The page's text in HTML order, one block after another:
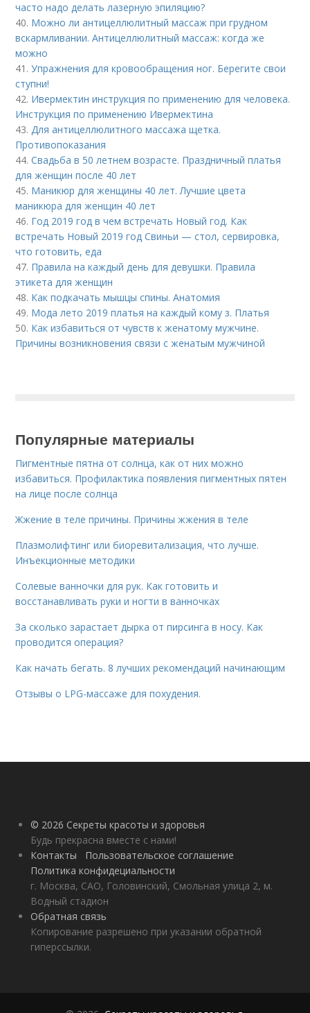
часто надо делать лазерную эпиляцию?
40. Можно ли антицеллюлитный массаж при грудном
вскармливании. Антицеллюлитный массаж: когда же
можно
41.Упражнения для кровообращения ног. Берегите свои
ступни!
42. Ивермектин инструкция по применению для человека.
Инструкция по применению Ивермектина
43.Для антицеллюлитного массажа щетка.
Противопоказания
44.Свадьба в 50 летнем возрасте. Праздничный платья
для женщин после 40 лет
45. Маникюр для женщины 40 лет. Лучшие цвета
маникюра для женщин 40 лет
46. Год 2019 год в чем встречать Новый год. Как
встречать Новый 2019 год Свиньи — стол, сервировка,
что готовить, еда
47. Правила на каждый день для девушки. Правила
этикета для женщин
48. Как подкачать мышцы спины. Анатомия
49. Мода лето 2019 платья на каждый кому з. Платья
50. Как избавиться от чувств к женатому мужчине.
Причины возникновения связи с женатым мужчиной
Популярные материалы
Пигментные пятна от солнца, как от них можно
избавиться. Профилактика появления пигментных пятен
на лице после солнца
Жжение в теле причины. Причины жжения в теле
Плазмолифтинг или биоревитализация, что лучше.
Инъекционные методики
Солевые ванночки для рук. Как готовить и
восстанавливать руки и ногти в ванночках
За сколько зарастает дырка от пирсинга в носу. Как
проводится операция?
Как начать бегать. 8 лучших рекомендаций начинающим
Отзывы о LPG-массаже для похудения.
© 2026 Секреты красоты и здоровья
Будь прекрасна вместе с нами!
Контакты
Пользовательское соглашение
Политика конфидециальности
г. Москва, САО, Головинский, Смольная улица 2, м.
Водный стадион
Обратная связь
Копирование разрешено при указании обратной
гиперссылки.